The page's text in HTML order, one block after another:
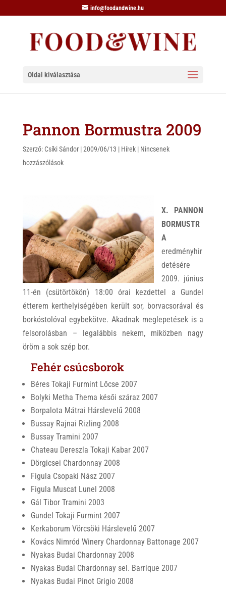
info@foodandwine.hu
Oldal kiválasztása
Pannon Bormustra 2009
Szerző: Csíki Sándor|2009/06/13 | Hírek| Nincsenek
hozzászólások
X. PANNON
BORMUSTR
A
eredményhir
detésére
2009. június
11-én (csütörtökön) 18:00 órai kezdettel a Gundel
étterem kerthelyiségében került sor, borvacsorával és
borkóstolóval egybekötve. Akadnak meglepetések is a
felsorolásban – legalábbis nekem, miközben nagy
öröm a sok szép bor.
Fehér csúcsborok
Béres Tokaji Furmint Lőcse 2007
Bolyki Metha Thema késői száraz 2007
Borpalota Mátrai Hárslevelű 2008
Bussay Rajnai Rizling 2008
Bussay Tramini 2007
Chateau Dereszla Tokaji Kabar 2007
Dörgicsei Chardonnay 2008
Figula Csopaki Nász 2007
Figula Muscat Lunel 2008
Gál Tibor Tramini 2003
Gundel Tokaji Furmint 2007
Kerkaborum Vörcsöki Hárslevelű 2007
Kovács Nimród Winery Chardonnay Battonage 2007
Nyakas Budai Chardonnay 2008
Nyakas Budai Chardonnay sel. Barrique 2007
Nyakas Budai Pinot Grigio 2008